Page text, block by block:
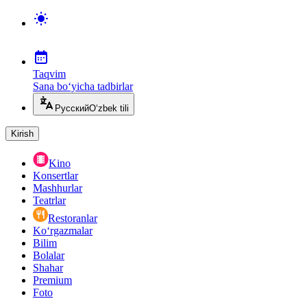
Taqvim
Sana bo‘yicha tadbirlar
РусскийO‘zbek tili
Kirish
Kino
Konsertlar
Mashhurlar
Teatrlar
Restoranlar
Ko‘rgazmalar
Bilim
Bolalar
Shahar
Premium
Foto